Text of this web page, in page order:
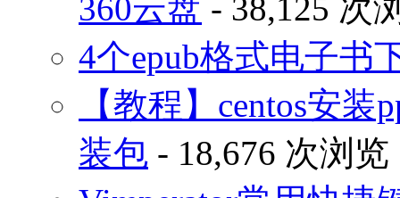
360云盘 - 38,125 次
4个epub格式电子书
【教程】centos安
装包 - 18,676 次浏览